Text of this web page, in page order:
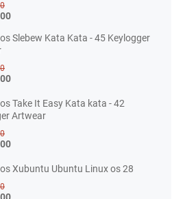
Slebew Kata Kata - 45 Keylogger
Take It Easy Kata kata - 42
Artwear
Xubuntu Ubuntu Linux os 28